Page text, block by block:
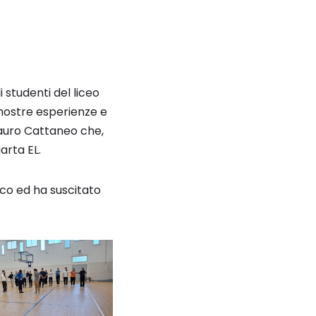
studenti del liceo
esperienze e
Cattaneo che,
EL.
ed ha suscitato